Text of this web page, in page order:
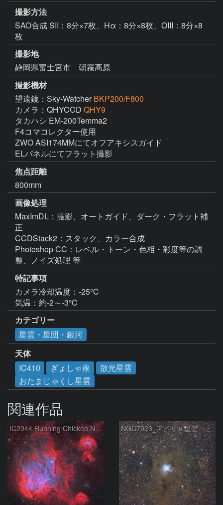
撮影方法
SAO合成 SII：8分×7枚、Hα：8分×8枚、OIII：8分×8
枚
撮影地
静岡県富士宮市 朝霧高原
撮影機材
望遠鏡：Sky-Watcher BKP200/F800
カメラ：QHYCCD QHY9
タカハシ EM-200Temma2
F4コマコレクター使用
ZWO ASI174MMにてオフアキシスガイド
ELパネルにてフラット撮影
焦点距離
800mm
画像処理
MaxImDL：撮影、オートガイド、ダーク・フラット補
正
CCDStack2：スタック、カラー合成
Photoshop CC：レベル・トーン・色相・彩度等の調
整、ノイズ処理 等
特記事項
カメラ冷却温度：-25℃
気温：約-2～-3℃
カテゴリー
星雲・星団・銀河
天体
IC410
ぎょしゃ座
散光星雲
おたまじゃくし星雲
関連作品
IC2944 Running Chicken Nebula NGC7023_アイリス星雲